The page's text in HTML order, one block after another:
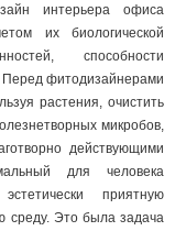
интерьера офиса
их биологической
способности
Перед фитодизайнерами
растения, очистить
микробов,
действующими
для человека
приятную
среду. Это была задача